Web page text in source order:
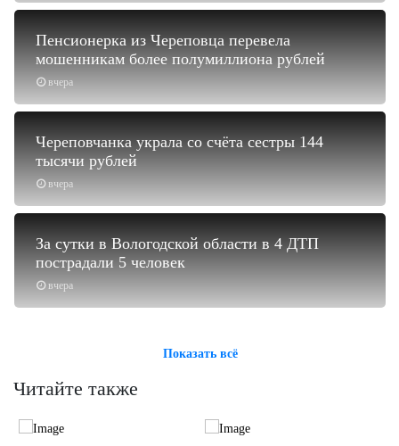
вчера
Пенсионерка из Череповца перевела
мошенникам более полумиллиона рублей
вчера
Череповчанка украла со счёта сестры 144
тысячи рублей
вчера
За сутки в Вологодской области в 4 ДТП
пострадали 5 человек
Показать всё
Читайте также